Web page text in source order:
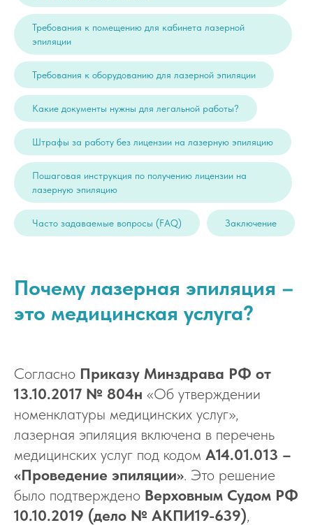
Требования к помещению для кабинета лазерной
эпиляции
Требования к оборудованию для лазерной эпиляции
Какие документы нужны для легальной работы?
Штрафы за работу без лицензии на лазерную эпиляцию
Пошаговая инструкция по получению лицензии на
лазерную эпиляцию
Часто задаваемые вопросы (FAQ) Заключение
Почему лазерная эпиляция –
это медицинская услуга?
Согласно Приказу Минздрава РФ от
13.10.2017 № 804н «Об утверждении
номенклатуры медицинских услуг»,
лазерная эпиляция включена в перечень
медицинских услуг под кодом А14.01.013 –
«Проведение эпиляции». Это решение
было подтверждено Верховным Судом РФ
10.10.2019 (дело № АКПИ19-639),